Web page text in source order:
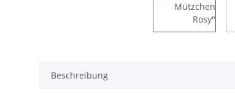
Beschreibung